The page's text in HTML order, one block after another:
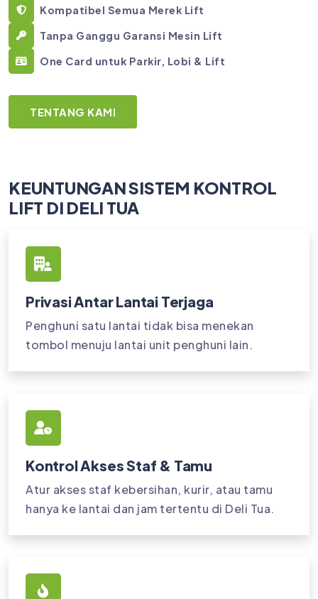
Kompatibel Semua Merek Lift
Tanpa Ganggu Garansi Mesin Lift
One Card untuk Parkir, Lobi & Lift
TENTANG KAMI
KEUNTUNGAN SISTEM KONTROL
LIFT DI DELI TUA
Privasi Antar Lantai Terjaga
Penghuni satu lantai tidak bisa menekan
tombol menuju lantai unit penghuni lain.
Kontrol Akses Staf & Tamu
Atur akses staf kebersihan, kurir, atau tamu
hanya ke lantai dan jam tertentu di Deli Tua.